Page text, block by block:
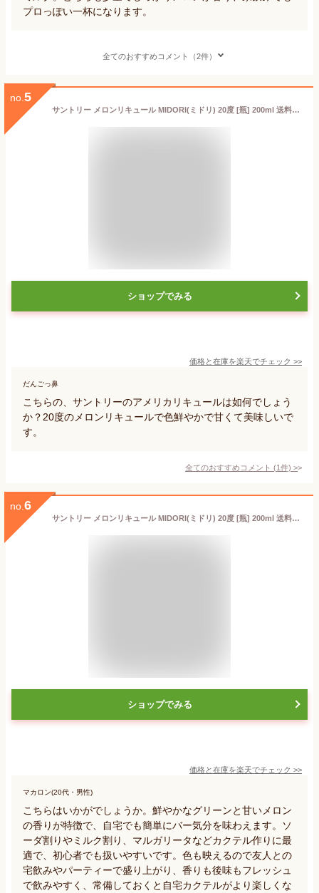
プロっぽい一杯になります。
全てのおすすめコメント（2件）
no. 5
サントリー メロンリキュール MIDORI(ミドリ) 20度 [瓶] 200ml 送料無料(本州のみ) [サントリー アメリカ リキュール YMIBNU]ギフト プレゼント 贈り物 お祝い 内祝い お返し 誕生日プレゼント 父の日 敬老の日
ショップでみる
価格と在庫を楽天でチェック >>
だんごっ鼻
こちらの、サントリーのアメリカリキュールは如何でしょう
か？20度のメロンリキュールで色鮮やかで甘くて美味しいで
す。
全てのおすすめコメント (1件) >
no. 6
サントリー メロンリキュール MIDORI(ミドリ) 20度 [瓶] 200ml 送料無料(本州のみ) [サントリー アメリカ リキュール YMIBNU]ギフト プレゼント 贈り物 お祝い 内祝い お返し 誕生日プレゼント 父の日 敬老の日
ショップでみる
価格と在庫を楽天でチェック >>
マカロン(20代・男性)
こちらはいかがでしょうか。鮮やかなグリーンと甘いメロン
の香りが特徴で、自宅でも簡単にバー気分を味わえます。ソ
ーダ割りやミルク割り、マルガリータなどカクテル作りに最
適で、初心者でも扱いやすいです。色も映えるので友人との
宅飲みやパーティーで盛り上がり、香りも後味もフレッシュ
で飲みやすく、常備しておくと自宅カクテルがより楽しくな